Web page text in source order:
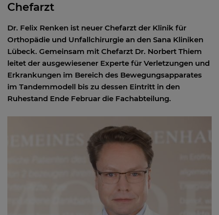
Chefarzt
Dr. Felix Renken ist neuer Chefarzt der Klinik für
Orthopädie und Unfallchirurgie an den Sana Kliniken
Lübeck. Gemeinsam mit Chefarzt Dr. Norbert Thiem
leitet der ausgewiesener Experte für Verletzungen und
Erkrankungen im Bereich des Bewegungsapparates
im Tandemmodell bis zu dessen Eintritt in den
Ruhestand Ende Februar die Fachabteilung.